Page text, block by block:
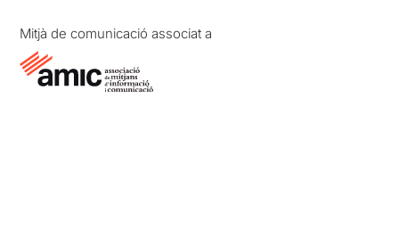
Mitjà de comunicació associat a